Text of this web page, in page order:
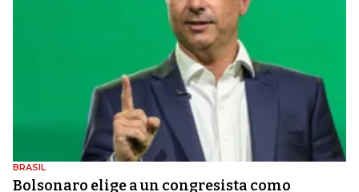
BRASIL
Bolsonaro elige a un congresista como